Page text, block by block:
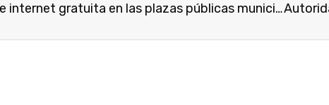
Para que haya conexión de internet gratuita en las plazas públicas municipales, el pleno aprobó reformas a la Ley